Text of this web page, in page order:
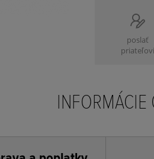
poslať
priateľovi
INFORMÁCIE